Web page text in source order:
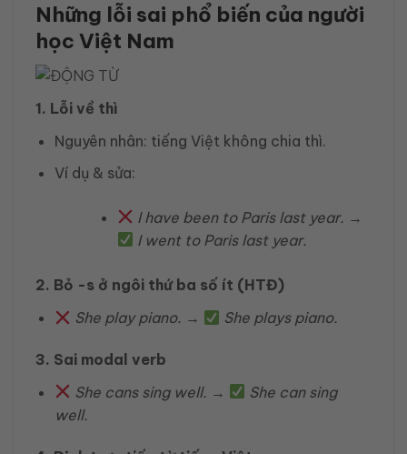
Những lỗi sai phổ biến của người
học Việt Nam
1. Lỗi về thì
Nguyên nhân: tiếng Việt không chia thì.
Ví dụ & sửa:
I have been to Paris last year. →
I went to Paris last year.
2. Bỏ -s ở ngôi thứ ba số ít (HTĐ)
She play piano. → She plays piano.
3. Sai modal verb
She cans sing well. →
She can sing
well.